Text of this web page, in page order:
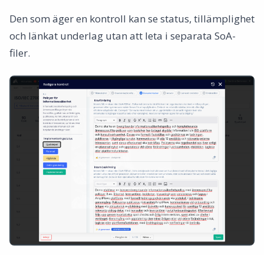
Den som äger en kontroll kan se status, tillämplighet
och länkat underlag utan att leta i separata SoA-
filer.